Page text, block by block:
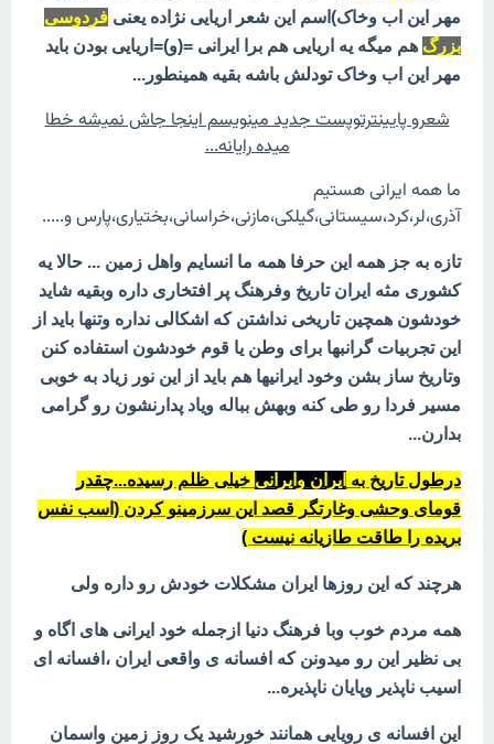
مهر این اب وخاک)اسم این شعر اریایی نژاده یعنی فردوسی
بزرگ هم میگه یه اریایی هم برا ایرانی =(و)=اریایی بودن باید
مهر این اب وخاک تودلش باشه بقیه همینطور...
شعرو پایینترتوپست جدید مینویسم اینجا جاش نمیشه خطا
میده رایانه...
ما همه ایرانی هستیم
آذری،لر،کرد،سیستانی،گیلکی،مازنی،خراسانی،بختیاری،پارس و.....
تازه به جز همه این حرفا همه ما انسایم واهل زمین ... حالا یه
کشوری مثه ایران تاریخ وفرهنگ پر افتخاری داره وبقیه شاید
خودشون همچین تاریخی نداشتن که اشکالی نداره وتنها باید از
این تجربیات گرانبها برای وطن یا قوم خودشون استفاده کنن
وتاریخ ساز بشن وخود ایرانیها هم باید از این نور زیاد به خوبی
مسیر فردا رو طی کنه وبهش بباله ویاد پدارنشون رو گرامی
بدارن...
درطول تاریخ به ایران وایرانی خیلی ظلم رسیده...چقدر
قومای وحشی وغارتگر قصد این سرزمینو کردن (اسب نفس
بریده را طاقت طازیانه نیست )
هرچند که این روزها ایران مشکلات خودش رو داره ولی
همه مردم خوب وبا فرهنگ دنیا ازجمله خود ایرانی های اگاه و
بی نظیر این رو میدونن که افسانه ی واقعی ایران ،افسانه ای
اسیب ناپذیر وپایان ناپذیره...
این افسانه ی رویایی همانند خورشید یک روز زمین واسمان